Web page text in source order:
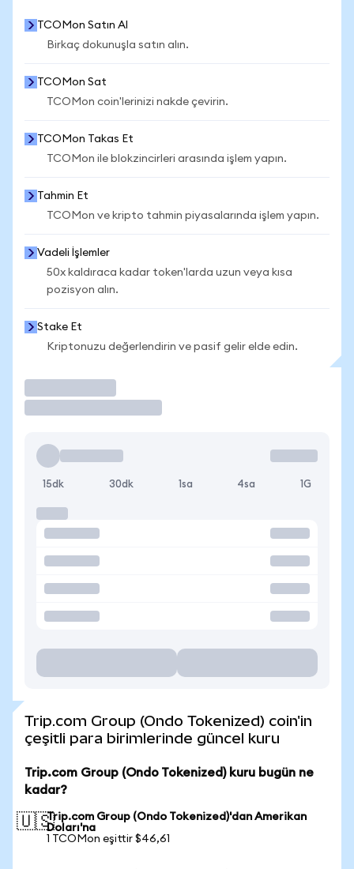
TCOMon Satın Al
Birkaç dokunuşla satın alın.
TCOMon Sat
TCOMon coin'lerinizi nakde çevirin.
TCOMon Takas Et
TCOMon ile blokzincirleri arasında işlem yapın.
Tahmin Et
TCOMon ve kripto tahmin piyasalarında işlem yapın.
Vadeli İşlemler
50x kaldıraca kadar token'larda uzun veya kısa
pozisyon alın.
Stake Et
Kriptonuzu değerlendirin ve pasif gelir elde edin.
15dk 30dk 1sa 4sa 1G
Trip.com Group (Ondo Tokenized) coin'in
çeşitli para birimlerinde güncel kuru
Trip.com Group (Ondo Tokenized) kuru bugün ne
kadar?
🇺🇸Trip.com Group (Ondo Tokenized)'dan Amerikan
Doları'na
1 TCOMon eşittir $46,61